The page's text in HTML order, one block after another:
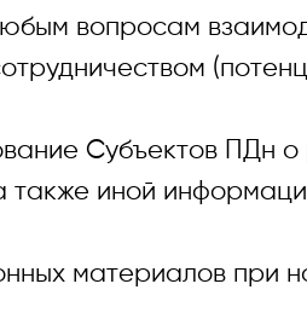
вопросам
Субъектов ПДн о
также иной
материалов при